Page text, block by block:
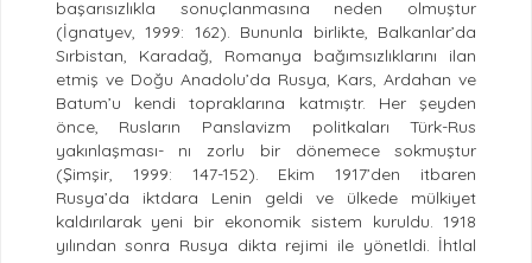
başarısızlıkla sonuçlanmasına neden olmuştur
(İgnatyev, 1999: 162). Bununla birlikte, Balkanlar’da
Sırbistan, Karadağ, Romanya bağımsızlıklarını ilan
etmiş ve Doğu Anadolu’da Rusya, Kars, Ardahan ve
Batum’u kendi topraklarına katmıştr. Her şeyden
önce, Rusların Panslavizm politkaları Türk-Rus
yakınlaşması- nı zorlu bir dönemece sokmuştur
(Şimşir, 1999: 147-152). Ekim 1917’den itbaren
Rusya’da iktdara Lenin geldi ve ülkede mülkiyet
kaldırılarak yeni bir ekonomik sistem kuruldu. 1918
yılından sonra Rusya dikta rejimi ile yönetldi. İhtlal